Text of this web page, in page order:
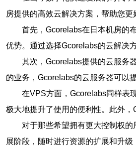
房提供的高效云解决方案，帮助您
首先，Gcorelabs在日本机房的
优势。通过选择Gcorelabs的云解决
其次，Gcorelabs提供的云服务
的业务，Gcorelabs的云服务器可以
在VPS方面，Gcorelabs同样表
极大地提升了使用的便利性。此外
对于那些希望拥有更大控制权
展阶段，随时进行资源的扩展和升级